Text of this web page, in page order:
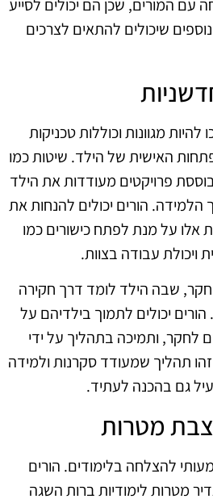
המורים, שכן הם יכולים לסייע
שיכולים להתאים לצרכים
מגוונות וכוללות טכניקות
האישית של הילד. שיטות כמו
פרויקטים מעודדות את הילד
הורים יכולים להנחות את
על מנת לפתח כישורים כמו
ויכולת עבודה בצוות.
שבה הילד לומד דרך חקירה
יכולים לתמוך בילדיהם על
לחקר, ותמיכה בתהליך על ידי
תהליך שמעודד סקרנות ולמידה
גם בהכנה לעתיד.
מטרות
להצלחה בלימודים. הורים
מטרות לימודיות ברות השגה